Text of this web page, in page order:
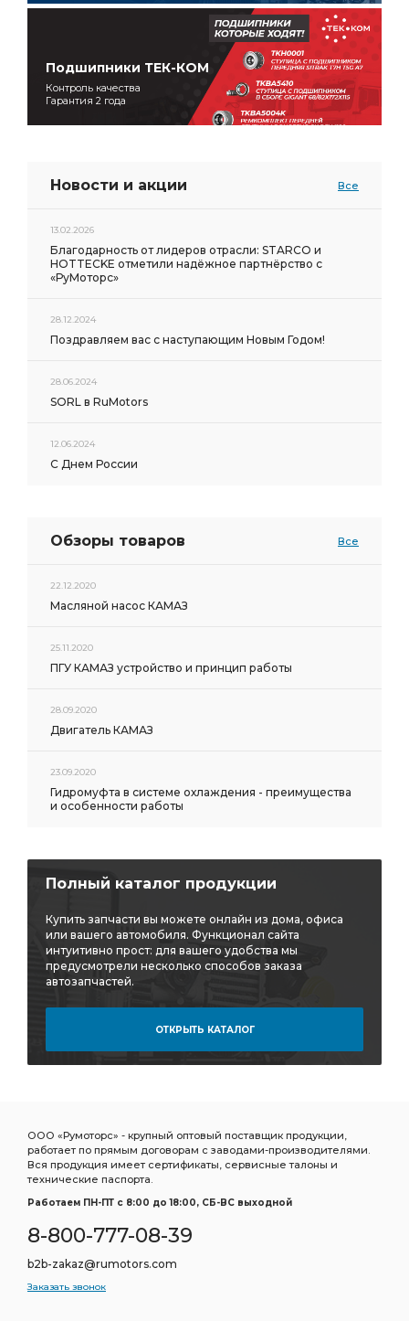
Подшипники ТЕК-КОМ
Контроль качества
Гарантия 2 года
Новости и акции Все
13.02.2026
Благодарность от лидеров отрасли: STARCO и
HOTTECKE отметили надёжное партнёрство с
«РуМоторс»
28.12.2024
Поздравляем вас с наступающим Новым Годом!
28.06.2024
SORL в RuMotors
12.06.2024
С Днем России
Обзоры товаров Все
22.12.2020
Масляной насос КАМАЗ
25.11.2020
ПГУ КАМАЗ устройство и принцип работы
28.09.2020
Двигатель КАМАЗ
23.09.2020
Гидромуфта в системе охлаждения - преимущества
и особенности работы
Полный каталог продукции
Купить запчасти вы можете онлайн из дома, офиса
или вашего автомобиля. Функционал сайта
интуитивно прост: для вашего удобства мы
предусмотрели несколько способов заказа
автозапчастей.
ОТКРЫТЬ КАТАЛОГ
ООО «Румоторс» - крупный оптовый поставщик продукции,
работает по прямым договорам с заводами-производителями.
Вся продукция имеет сертификаты, сервисные талоны и
технические паспорта.
Работаем ПН-ПТ c 8:00 до 18:00, СБ-ВС выходной
8-800-777-08-39
b2b-zakaz@rumotors.com
Заказать звонок